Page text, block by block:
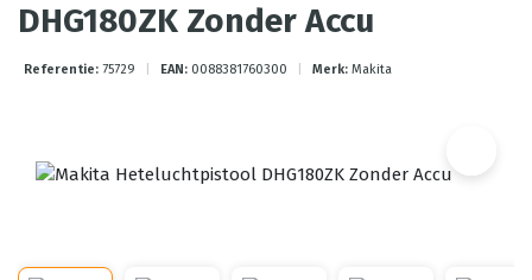
DHG180ZK Zonder Accu
Referentie: 75729 EAN: 0088381760300 Merk: Makita